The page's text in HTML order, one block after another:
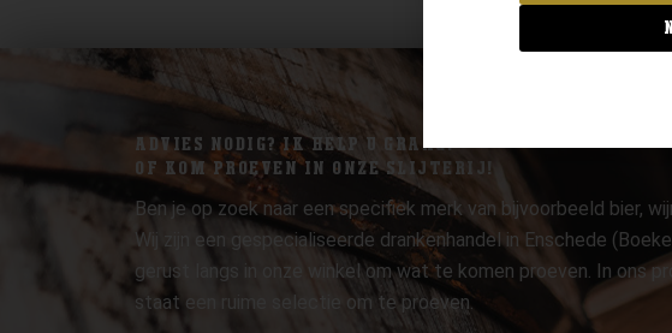
ADVIES NODIG? IK HELP U GRAAG.
OF KOM PROEVEN IN ONZE SLIJTERIJ!
Ben je op zoek naar een specifiek merk van bijvoorbeeld bier,
Wij zijn een gespecialiseerde drankenhandel in Enschede
gerust langs in onze winkel om wat te komen proeven. In ons
staat een ruime selectie om te proeven.